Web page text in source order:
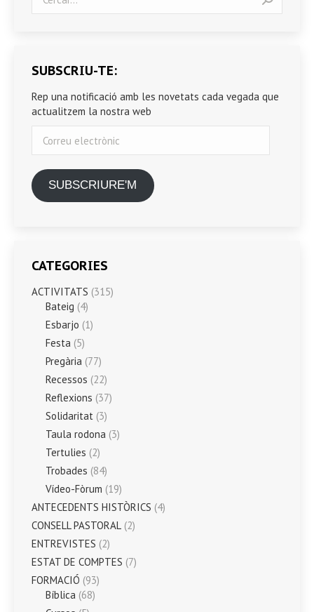
SUBSCRIU-TE:
Rep una notificació amb les novetats cada vegada que
actualitzem la nostra web
electrònic
SUBSCRIURE'M
CATEGORIES
ACTIVITATS (315)
Bateig (4)
Esbarjo (1)
Festa (5)
Pregària (77)
Recessos (22)
Reflexions (37)
Solidaritat (3)
Taula rodona (3)
Tertulies (2)
Trobades (84)
Vídeo-Fòrum (19)
ANTECEDENTS HISTÒRICS (4)
CONSELL PASTORAL (2)
ENTREVISTES (2)
ESTAT DE COMPTES (7)
FORMACIÓ (93)
Bíblica (68)